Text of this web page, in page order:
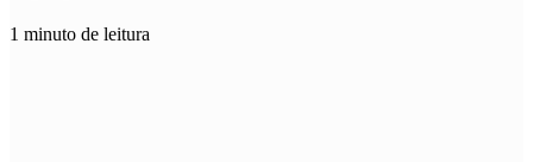
1 minuto de leitura